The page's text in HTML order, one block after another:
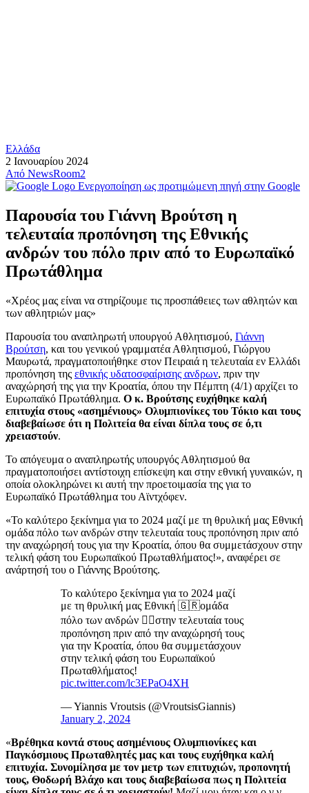
Ελλάδα
2 Ιανουαρίου 2024
Από NewsRoom2
Ενεργοποίηση ως προτιμώμενη πηγή στην Google
Παρουσία του Γιάννη Βρούτση η
τελευταία προπόνηση της Εθνικής
ανδρών του πόλο πριν από το Ευρωπαϊκό
Πρωτάθλημα
«Χρέος μας είναι να στηρίζουμε τις προσπάθειες των αθλητών και
των αθλητριών μας»
Παρουσία του αναπληρωτή υπουργού Αθλητισμού, Γιάννη
Βρούτση, και του γενικού γραμματέα Αθλητισμού, Γιώργου
Μαυρωτά, πραγματοποιήθηκε στον Πειραιά η τελευταία εν Ελλάδι
προπόνηση της εθνικής υδατοσφαίρισης ανδρων, πριν την
αναχώρησή της για την Κροατία, όπου την Πέμπτη (4/1) αρχίζει το
Ευρωπαϊκό Πρωτάθλημα. Ο κ. Βρούτσης ευχήθηκε καλή
επιτυχία στους «ασημένιους» Ολυμπιονίκες του Τόκιο και τους
διαβεβαίωσε ότι η Πολιτεία θα είναι δίπλα τους σε ό,τι
χρειαστούν.
Το απόγευμα ο αναπληρωτής υπουργός Αθλητισμού θα
πραγματοποιήσει αντίστοιχη επίσκεψη και στην εθνική γυναικών, η
οποία ολοκληρώνει κι αυτή την προετοιμασία της για το
Ευρωπαϊκό Πρωτάθλημα του Αϊντχόφεν.
«Το καλύτερο ξεκίνημα για το 2024 μαζί με τη θρυλική μας Εθνική
ομάδα πόλο των ανδρών στην τελευταία τους προπόνηση πριν από
την αναχώρησή τους για την Κροατία, όπου θα συμμετάσχουν στην
τελική φάση του Ευρωπαϊκού Πρωταθλήματος!», αναφέρει σε
ανάρτησή του ο Γιάννης Βρούτσης.
Το καλύτερο ξεκίνημα για το 2024 μαζί
με τη θρυλική μας Εθνική 🇬🇷ομάδα
πόλο των ανδρών 🤽‍♂️στην τελευταία τους
προπόνηση πριν από την αναχώρησή τους
για την Κροατία, όπου θα συμμετάσχουν
στην τελική φάση του Ευρωπαϊκού
Πρωταθλήματος!
pic.twitter.com/lc3EPaO4XH
— Yiannis Vroutsis (@VroutsisGiannis)
January 2, 2024
«Βρέθηκα κοντά στους ασημένιους Ολυμπιονίκες και
Παγκόσμιους Πρωταθλητές μας και τους ευχήθηκα καλή
επιτυχία. Συνομίλησα με τον μετρ των επιτυχιών, προπονητή
τους, Θοδωρή Βλάχο και τους διαβεβαίωσα πως η Πολιτεία